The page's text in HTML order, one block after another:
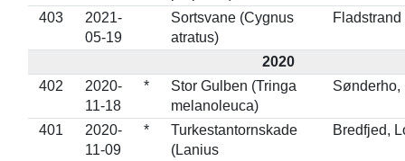
403
2021-
05-19
Sortsvane (Cygnus
atratus)
Fladstrand
2020
402
2020-
11-18
*
Stor Gulben (Tringa
melanoleuca)
Sønderho,
401
2020-
11-09
*
Turkestantornskade
(Lanius
Bredfjed,